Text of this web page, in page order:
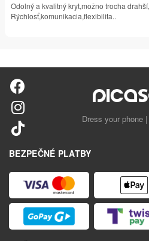
Odolný a kvalitný kryt,možno trocha
Rýchlosť,komunikacia,flexibilita..
Dress your phone
BEZPEČNÉ PLATBY